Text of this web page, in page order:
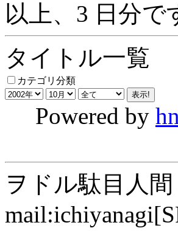
以上、3 日分で
タイトル一覧
カテゴリ分類
Powered by
ヲドル駄目人